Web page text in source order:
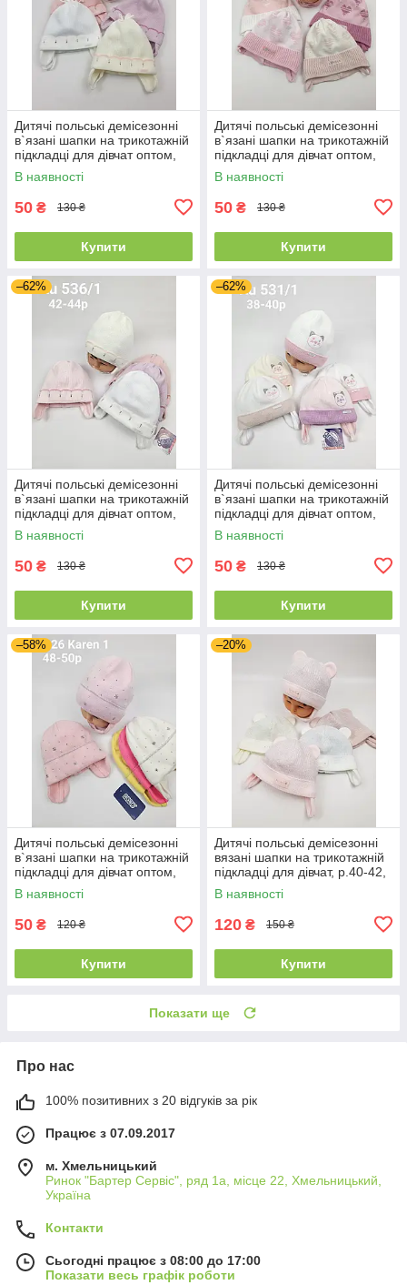
Дитячі польські демісезонні
в`язані шапки на трикотажній
підкладці для дівчат оптом,
р.42-44, Grans
В наявності
50 ₴ 130 ₴
Купити
Дитячі польські демісезонні
в`язані шапки на трикотажній
підкладці для дівчат оптом,
р.42-44, Grans
В наявності
50 ₴ 130 ₴
Купити
–62%
Дитячі польські демісезонні
в`язані шапки на трикотажній
підкладці для дівчат оптом,
р.42-44, Grans
В наявності
50 ₴ 130 ₴
Купити
–62%
Дитячі польські демісезонні
в`язані шапки на трикотажній
підкладці для дівчат оптом,
р.38-40, Grans
В наявності
50 ₴ 130 ₴
Купити
–58%
Дитячі польські демісезонні
в`язані шапки на трикотажній
підкладці для дівчат оптом,
р.48-50, Agbo
В наявності
50 ₴ 120 ₴
Купити
–20%
Дитячі польські демісезонні
вязані шапки на трикотажній
підкладці для дівчат, р.40-42,
Grans
В наявності
120 ₴ 150 ₴
Купити
Показати ще
Про нас
100% позитивних з 20 відгуків за рік
Працює з 07.09.2017
м. Хмельницький
Ринок "Бартер Сервіс", ряд 1а, місце 22, Хмельницький,
Україна
Контакти
Сьогодні працює з 08:00 до 17:00
Показати весь графік роботи